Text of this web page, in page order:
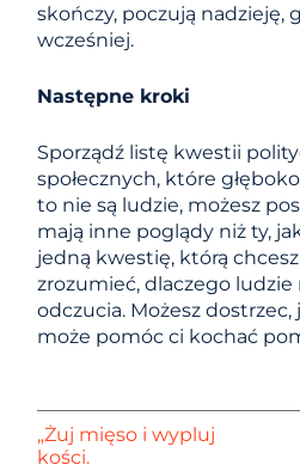
skończy, poczują nadzieję,
wcześniej.
Następne kroki
Sporządź listę kwestii
społecznych, które
to nie są ludzie, możesz
mają inne poglądy niż ty,
jedną kwestię, którą
zrozumieć, dlaczego
odczucia. Możesz
może pomóc ci kochać
„Żuj mięso i wypluj
kości.